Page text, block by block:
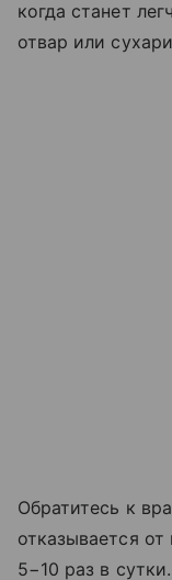
когда станет
отвар или
Обратитесь к
отказывается
5−10 раз в